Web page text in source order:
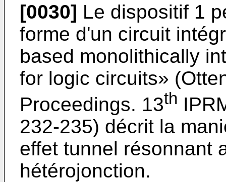
[0030] Le dispositif 1
forme d'un circuit
based monolithically
for logic circuits»
Proceedings. 13th
232-235) décrit la
effet tunnel résonnant
hétérojonction.